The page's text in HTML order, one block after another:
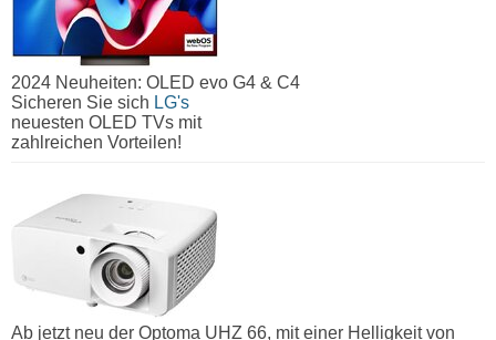
2024 Neuheiten: OLED evo G4 & C4
Sicheren Sie sich LG's
neuesten OLED TVs mit
zahlreichen Vorteilen!
Ab jetzt neu der Optoma UHZ 66, mit einer Helligkeit von